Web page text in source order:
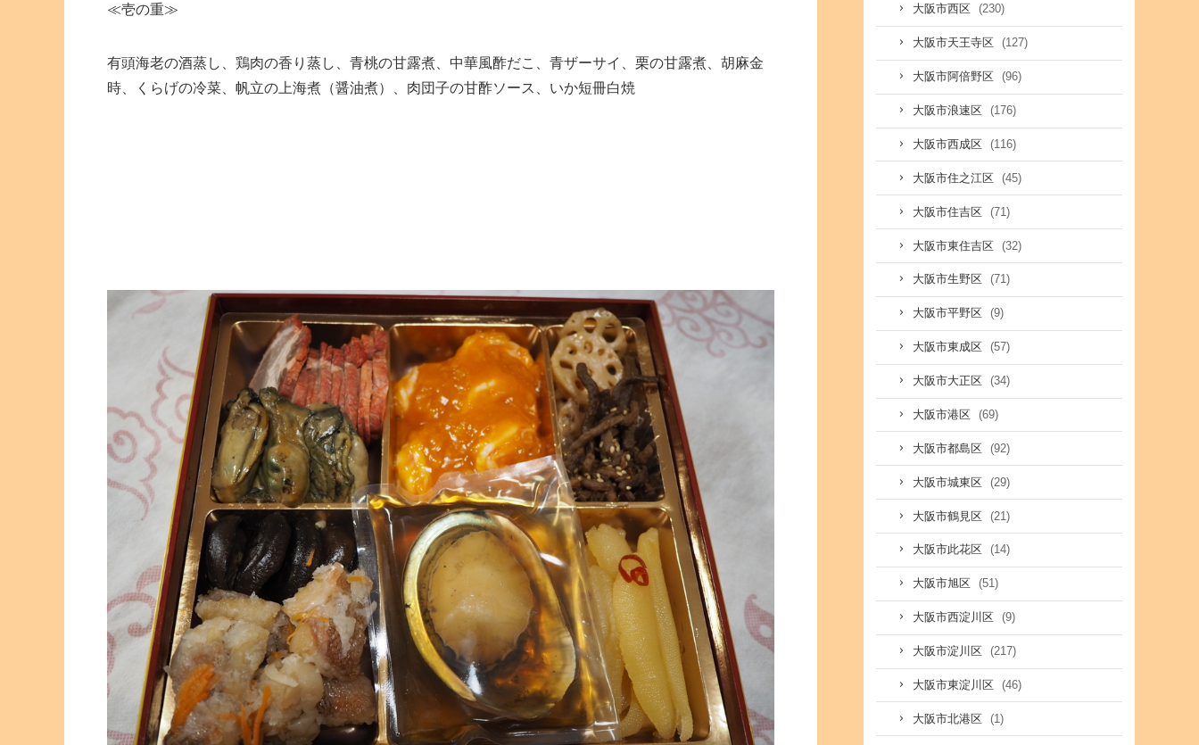
≪壱の重≫
有頭海老の酒蒸し、鶏肉の香り蒸し、青桃の甘露煮、中華風酢だこ、青ザーサイ、栗の甘露煮、胡麻金
時、くらげの冷菜、帆立の上海煮（醤油煮）、肉団子の甘酢ソース、いか短冊白焼
大阪市西区 (230)
大阪市天王寺区 (127)
大阪市阿倍野区 (96)
大阪市浪速区 (176)
大阪市西成区 (116)
大阪市住之江区 (45)
大阪市住吉区 (71)
大阪市東住吉区 (32)
大阪市生野区 (71)
大阪市平野区 (9)
大阪市東成区 (57)
大阪市大正区 (34)
大阪市港区 (69)
大阪市都島区 (92)
大阪市城東区 (29)
大阪市鶴見区 (21)
大阪市此花区 (14)
大阪市旭区 (51)
大阪市西淀川区 (9)
大阪市淀川区 (217)
大阪市東淀川区 (46)
大阪市北港区 (1)